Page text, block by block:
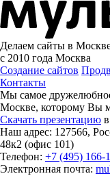
Делаем сайты в
с 2010 года Москва
Создание сайтов
Контакты
Мы самое
Москве, которому Вы
Скачать презентацию
Наш адрес: 127566,
48к2 (офис 101)
Телефон: +7 (495) 166-
Электронная почта: